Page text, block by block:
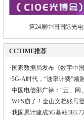
第24届中国国际光
CCTIME推荐
· 国家数据局发布《数字中
·5G-A时代，“速率计费”领
·中国电信邵广禄：“云、网
·WPS崩了！金山文档账号
·我国累计建成5G基站383.7